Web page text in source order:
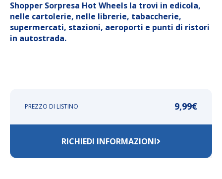
Shopper Sorpresa Hot Wheels la trovi in edicola,
nelle cartolerie, nelle librerie, tabaccherie,
supermercati, stazioni, aeroporti e punti di ristori
in autostrada.
PREZZO DI LISTINO 9,99€
RICHIEDI INFORMAZIONI